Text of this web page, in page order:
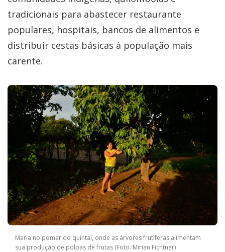
tradicionais para abastecer restaurante
populares, hospitais, bancos de alimentos e
distribuir cestas básicas à população mais
carente.
Maria no pomar do quintal, onde as árvores frutíferas alimentam
sua produção de polpas de frutas (Foto: Mirian Fichtner)